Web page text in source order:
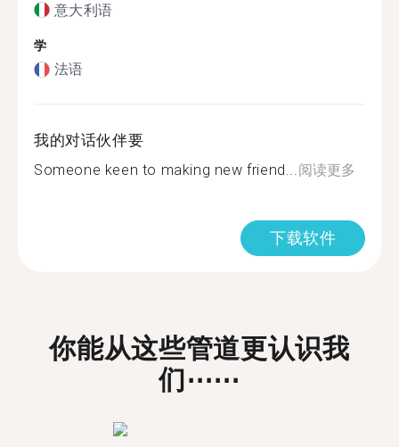
意大利语
学
法语
我的对话伙伴要
Someone keen to making new friend...阅读更多
下载软件
你能从这些管道更认识我
们⋯⋯